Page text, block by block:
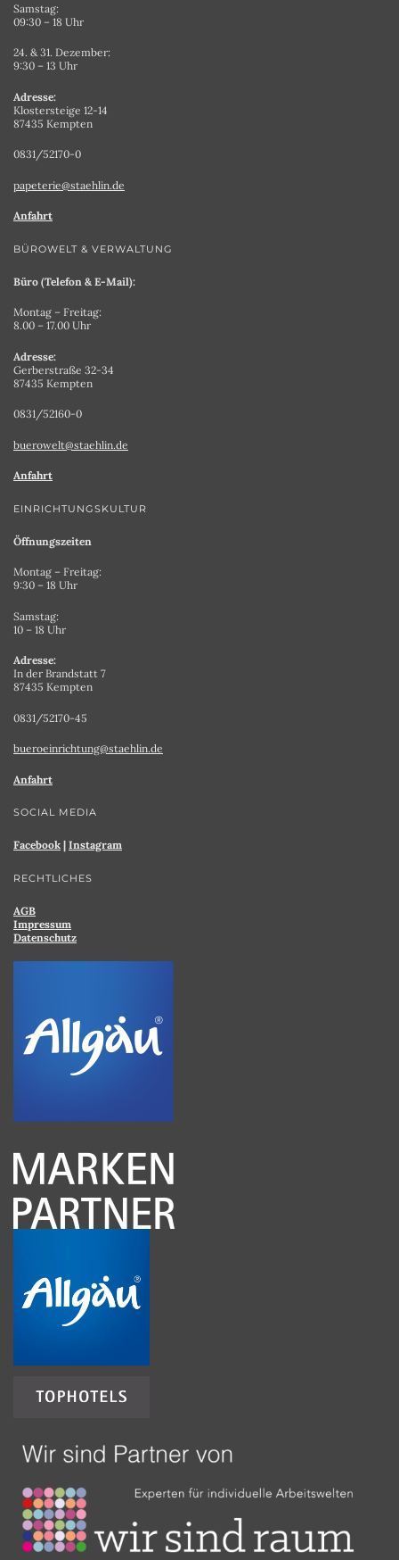
Samstag:
09:30 – 18 Uhr
24. & 31. Dezember:
9:30 – 13 Uhr
Adresse:
Klostersteige 12-14
87435 Kempten
0831/52170-0
papeterie@staehlin.de
Anfahrt
BÜROWELT & VERWALTUNG
Büro (Telefon & E-Mail):
Montag – Freitag:
8.00 – 17.00 Uhr
Adresse:
Gerberstraße 32-34
87435 Kempten
0831/52160-0
buerowelt@staehlin.de
Anfahrt
EINRICHTUNGSKULTUR
Öffnungszeiten
Montag – Freitag:
9:30 – 18 Uhr
Samstag:
10 – 18 Uhr
Adresse:
In der Brandstatt 7
87435 Kempten
0831/52170-45
bueroeinrichtung@staehlin.de
Anfahrt
SOCIAL MEDIA
Facebook | Instagram
RECHTLICHES
AGB
Impressum
Datenschutz